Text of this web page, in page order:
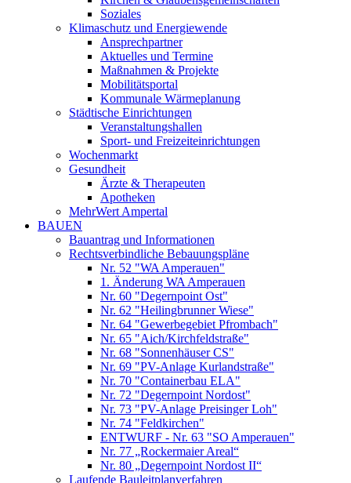
Soziales
Klimaschutz und Energiewende
Ansprechpartner
Aktuelles und Termine
Maßnahmen & Projekte
Mobilitätsportal
Kommunale Wärmeplanung
Städtische Einrichtungen
Veranstaltungshallen
Sport- und Freizeiteinrichtungen
Wochenmarkt
Gesundheit
Ärzte & Therapeuten
Apotheken
MehrWert Ampertal
BAUEN
Bauantrag und Informationen
Rechtsverbindliche Bebauungspläne
Nr. 52 "WA Amperauen"
1. Änderung WA Amperauen
Nr. 60 "Degernpoint Ost"
Nr. 62 "Heilingbrunner Wiese"
Nr. 64 "Gewerbegebiet Pfrombach"
Nr. 65 "Aich/Kirchfeldstraße"
Nr. 68 "Sonnenhäuser CS"
Nr. 69 "PV-Anlage Kurlandstraße"
Nr. 70 "Containerbau ELA"
Nr. 72 "Degernpoint Nordost"
Nr. 73 "PV-Anlage Preisinger Loh"
Nr. 74 "Feldkirchen"
ENTWURF - Nr. 63 "SO Amperauen"
Nr. 77 „Rockermaier Areal“
Nr. 80 „Degernpoint Nordost II“
Laufende Bauleitplanverfahren